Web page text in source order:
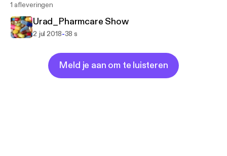
1 afleveringen
Urad_Pharmcare Show
2 jul 2018-38 s
Meld je aan om te luisteren